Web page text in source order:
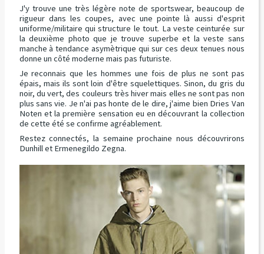
J'y trouve une très légère note de sportswear, beaucoup de
rigueur dans les coupes, avec une pointe là aussi d'esprit
uniforme/militaire qui structure le tout. La veste ceinturée sur
la deuxième photo que je trouve superbe et la veste sans
manche à tendance asymètrique qui sur ces deux tenues nous
donne un côté moderne mais pas futuriste.
Je reconnais que les hommes une fois de plus ne sont pas
épais, mais ils sont loin d'être squelettiques. Sinon, du gris du
noir, du vert, des couleurs très hiver mais elles ne sont pas non
plus sans vie. Je n'ai pas honte de le dire, j'aime bien Dries Van
Noten et la première sensation eu en découvrant la collection
de cette été se confirme agréablement.
Restez connectés, la semaine prochaine nous découvrirons
Dunhill et Ermenegildo Zegna.